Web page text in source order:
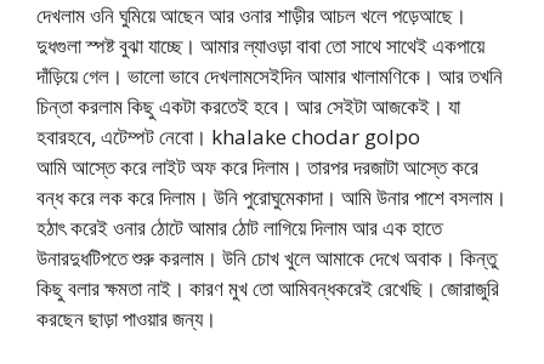
দেখলাম ওনি ঘুমিয়ে আছেন আর ওনার শাড়ীর আচল খলে পড়েআছে।
দুধগুলা স্পষ্ট বুঝা যাচ্ছে। আমার ল্যাওড়া বাবা তো সাথে সাথেই একপায়ে
দাঁড়িয়ে গেল। ভালো ভাবে দেখলামসেইদিন আমার খালামণিকে। আর তখনি
চিন্তা করলাম কিছু একটা করতেই হবে। আর সেইটা আজকেই। যা
হবারহবে, এটেম্পট নেবো। khalake chodar golpo
আমি আস্তে করে লাইট অফ করে দিলাম। তারপর দরজাটা আস্তে করে
বন্ধ করে লক করে দিলাম। উনি পুরোঘুমেকাদা। আমি উনার পাশে বসলাম।
হঠাৎ করেই ওনার ঠোটে আমার ঠোট লাগিয়ে দিলাম আর এক হাতে
উনারদুধটিপতে শুরু করলাম। উনি চোখ খুলে আমাকে দেখে অবাক। কিন্তু
কিছু বলার ক্ষমতা নাই। কারণ মুখ তো আমিবন্ধকরেই রেখেছি। জোরাজুরি
করছেন ছাড়া পাওয়ার জন্য।